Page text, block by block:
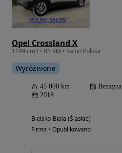
Opel Crossland X
1199 cm3 • 81 KM • Salon Polska
Wyróżnione
45 000 km Benzyna
2018
Bielsko-Biała (Śląskie)
Firma • Opublikowano